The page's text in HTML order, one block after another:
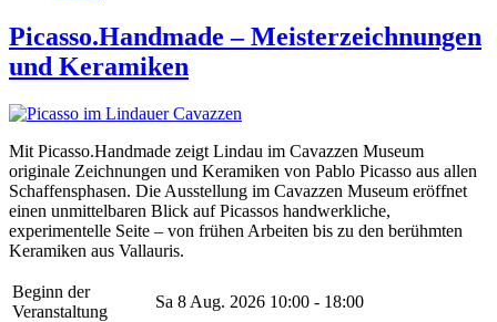
Picasso.Handmade – Meisterzeichnungen
und Keramiken
Mit Picasso.Handmade zeigt Lindau im Cavazzen Museum
originale Zeichnungen und Keramiken von Pablo Picasso aus allen
Schaffensphasen. Die Ausstellung im Cavazzen Museum eröffnet
einen unmittelbaren Blick auf Picassos handwerkliche,
experimentelle Seite – von frühen Arbeiten bis zu den berühmten
Keramiken aus Vallauris.
Beginn der
Veranstaltung
Sa 8 Aug. 2026 10:00 - 18:00